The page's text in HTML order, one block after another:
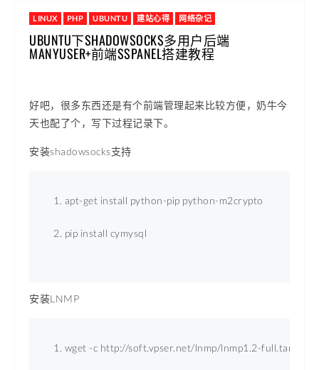
LINUX PHP UBUNTU 建站心得 网络杂记
UBUNTU下SHADOWSOCKS多用户后端
MANYUSER+前端SSPANEL搭建教程
好吧，很多东西还是有个前端管理起来比较方便，奶牛今
天也配了个，写下过程记录下。
安装shadowsocks支持
apt-get install python-pip python-m2crypto
pip install cymysql
安装LNMP
wget -c http://soft.vpser.net/lnmp/lnmp1.2-full.tar.gz